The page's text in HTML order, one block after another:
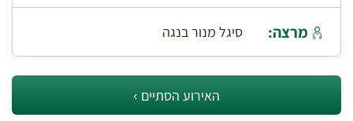
מרצה: סיגל מנור בנגה
האירוע הסתיים